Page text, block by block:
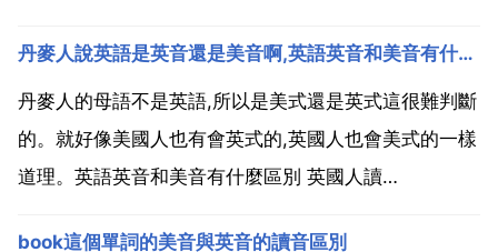
丹麥人說英語是英音還是美音啊,英語英音和美音有什麼區別
丹麥人的母語不是英語,所以是美式還是英式這很難判斷
的。就好像美國人也有會英式的,英國人也會美式的一樣
道理。英語英音和美音有什麼區別 英國人讀
book這個單詞的美音與英音的讀音區別